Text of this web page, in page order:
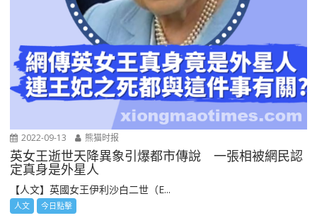
2022-09-13 熊猫时报
英女王逝世天降異象引爆都市傳說 一張相被網民認
定真身是外星人
【人文】英國女王伊利沙白二世（E...
人文 今日點擊